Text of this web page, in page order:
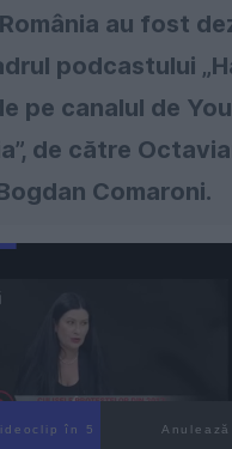
au fost
podcastului
pe canalul de
de către
Comaroni.
în 4 Anulează